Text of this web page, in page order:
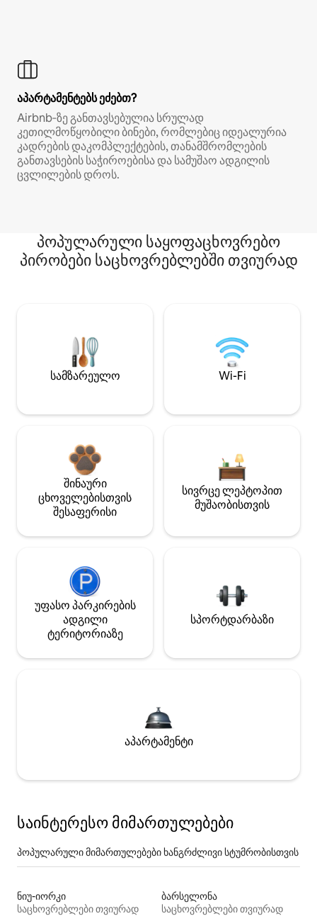
აპარტამენტებს ეძებთ?
Airbnb‑ზე განთავსებულია სრულად
კეთილმოწყობილი ბინები, რომლებიც იდეალურია
კადრების დაკომპლექტების, თანამშრომლების
განთავსების საჭიროებისა და სამუშაო ადგილის
ცვლილების დროს.
პოპულარული საყოფაცხოვრებო
პირობები საცხოვრებლებში თვიურად
სამზარეულო Wi-Fi
შინაური
ცხოველებისთვის
შესაფერისი
სივრცე ლეპტოპით
მუშაობისთვის
უფასო პარკირების
ადგილი
ტერიტორიაზე
სპორტდარბაზი
აპარტამენტი
საინტერესო მიმართულებები
პოპულარული მიმართულებები ხანგრძლივი სტუმრობისთვის
ნიუ-იორკი
საცხოვრებლები თვიურად
ბარსელონა
საცხოვრებლები თვიურად